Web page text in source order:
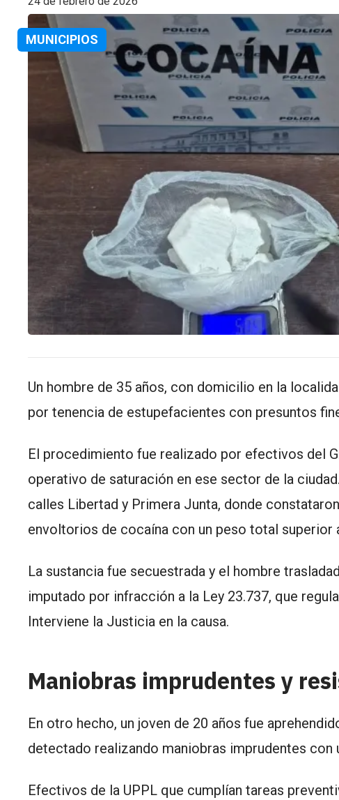
MUNICIPIOS
Un hombre de 35 años, con domicilio en la
por tenencia de estupefacientes con presuntos
El procedimiento fue realizado por efectivos del
operativo de saturación en ese sector de la
calles Libertad y Primera Junta, donde
envoltorios de cocaína con un peso total superior
La sustancia fue secuestrada y el hombre
imputado por infracción a la Ley 23.737, que
Interviene la Justicia en la causa.
Maniobras imprudentes y
En otro hecho, un joven de 20 años fue
detectado realizando maniobras imprudentes
Efectivos de la UPPL que cumplían tareas